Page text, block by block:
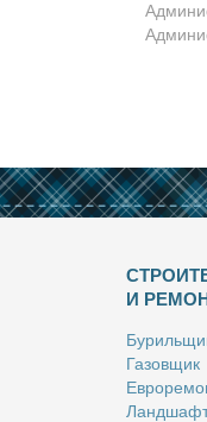
И
Га­зов­щик